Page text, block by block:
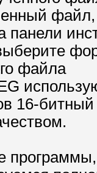
панели
файла
16-битный